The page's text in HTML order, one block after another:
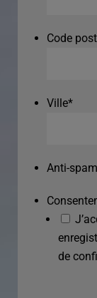
Code
Ville*
Anti-spam
de